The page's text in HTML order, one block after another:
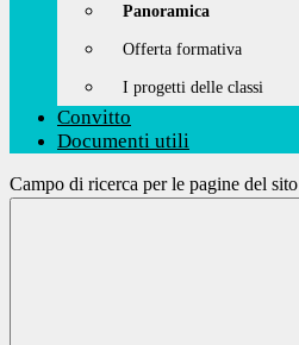
Panoramica
Offerta formativa
I progetti delle classi
Convitto
Documenti utili
Campo di ricerca per le pagine del sito